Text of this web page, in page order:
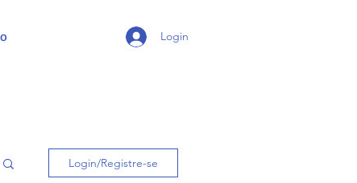
Login
Login/Registre-se